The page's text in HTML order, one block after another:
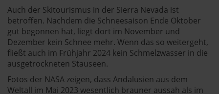
Auch der Skitourismus in der Sierra Nevada ist
betroffen. Nachdem die Schneesaison Ende Oktober
gut begonnen hat, liegt dort im November und
Dezember kein Schnee mehr. Wenn das so weitergeht,
fließt auch im Frühjahr 2024 kein Schmelzwasser in die
ausgetrockneten Stauseen.
Fotos der NASA zeigen, dass Andalusien aus dem
Weltall im Mai 2023 wesentlich brauner aussah als im